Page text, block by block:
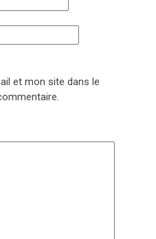
et mon site dans le